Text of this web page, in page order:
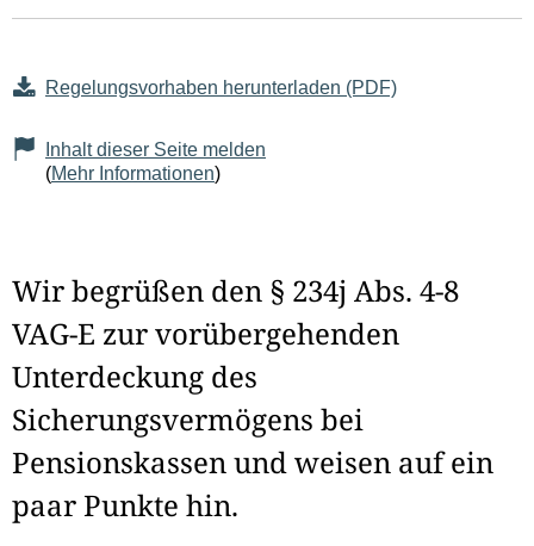
Regelungsvorhaben herunterladen (PDF)
Inhalt dieser Seite melden
(Mehr Informationen)
Wir begrüßen den § 234j Abs. 4-8
VAG-E zur vorübergehenden
Unterdeckung des
Sicherungsvermögens bei
Pensionskassen und weisen auf ein
paar Punkte hin.